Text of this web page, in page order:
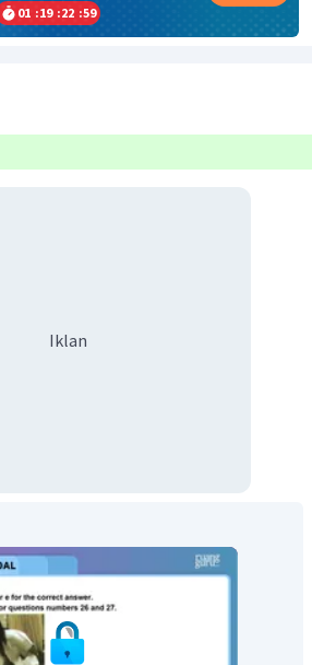
01 :19 :22 :59
Iklan